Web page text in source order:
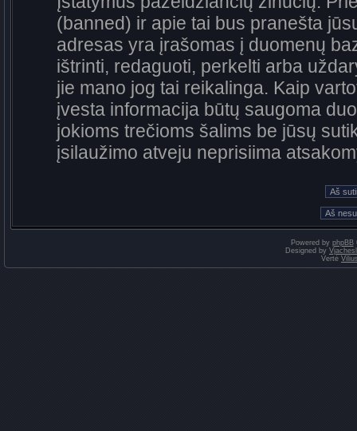
(banned) ir apie tai bus pranešta
adresas yra įrašomas į duomenų
ištrinti, redaguoti, perkelti arba
jie mano jog tai reikalinga. Kaip
įvesta informacija būtų saugoma
jokioms trečioms šalims be jūsų
įsilaužimo atveju neprisiima
Powered by phpBB
Designed by
Vertė